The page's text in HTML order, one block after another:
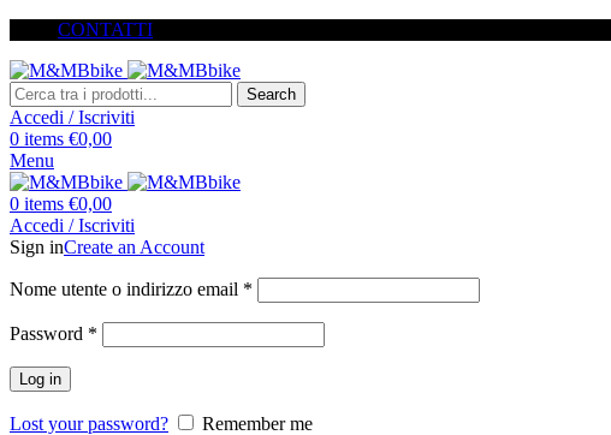
CONTATTI
Search
Accedi / Iscriviti
0 items €0,00
Menu
0 items €0,00
Accedi / Iscriviti
Sign inCreate an Account
Nome utente o indirizzo email *
Password *
Log in
Lost your password? Remember me